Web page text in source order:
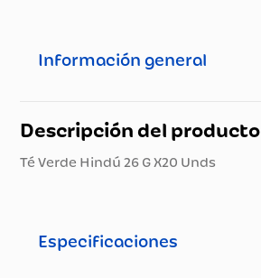
Información general
Descripción del producto
Té Verde Hindú 26 G X20 Unds
Especificaciones